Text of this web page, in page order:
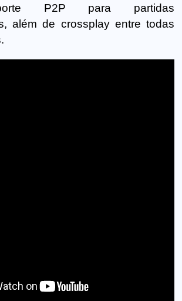
P2P para partidas
além de crossplay entre todas